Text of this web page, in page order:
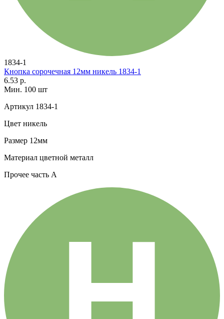
1834-1
Кнопка сорочечная 12мм никель 1834-1
6.53 р.
Мин. 100 шт
Артикул 1834-1
Цвет никель
Размер 12мм
Материал цветной металл
Прочее часть A